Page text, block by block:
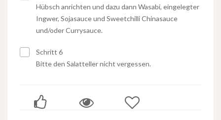
Hübsch anrichten und dazu dann Wasabi, eingelegter
Ingwer, Sojasauce und Sweetchilli Chinasauce
und/oder Currysauce.
Schritt 6
Bitte den Salatteller nicht vergessen.